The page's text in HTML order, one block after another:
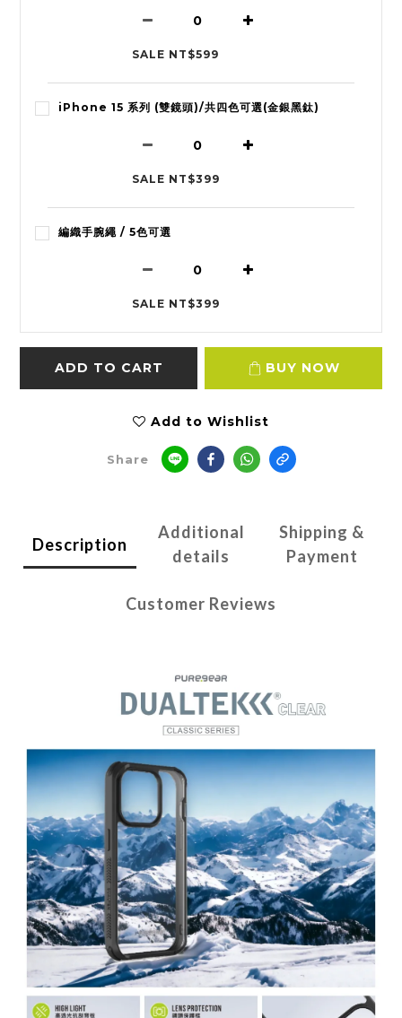
SALE NT$599
iPhone 15 系列 (雙鏡頭)/共四色可選(金銀黑鈦)
SALE NT$399
編織手腕繩 / 5色可選
SALE NT$399
ADD TO CART BUY NOW
Add to Wishlist
Share
Description
Additional
details
Shipping &
Payment
Customer Reviews